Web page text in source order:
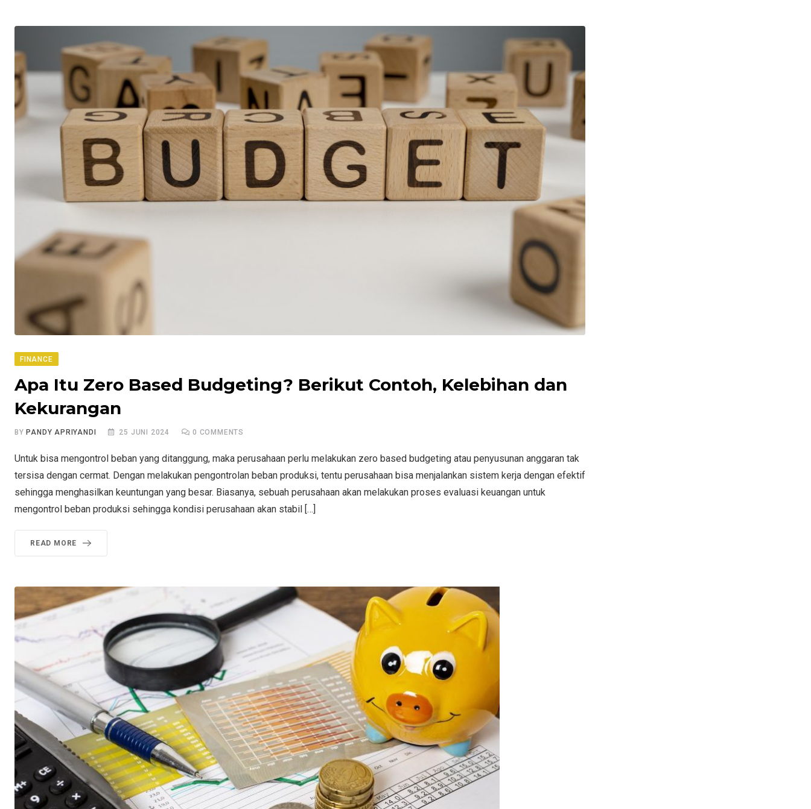
FINANCE
Apa Itu Zero Based Budgeting? Berikut Contoh, Kelebihan dan
Kekurangan
BYPANDY APRIYANDI 25 JUNI 2024 0 COMMENTS
Untuk bisa mengontrol beban yang ditanggung, maka perusahaan perlu melakukan zero based budgeting atau penyusunan anggaran tak
tersisa dengan cermat. Dengan melakukan pengontrolan beban produksi, tentu perusahaan bisa menjalankan sistem kerja dengan efektif
sehingga menghasilkan keuntungan yang besar. Biasanya, sebuah perusahaan akan melakukan proses evaluasi keuangan untuk
mengontrol beban produksi sehingga kondisi perusahaan akan stabil […]
READ MORE